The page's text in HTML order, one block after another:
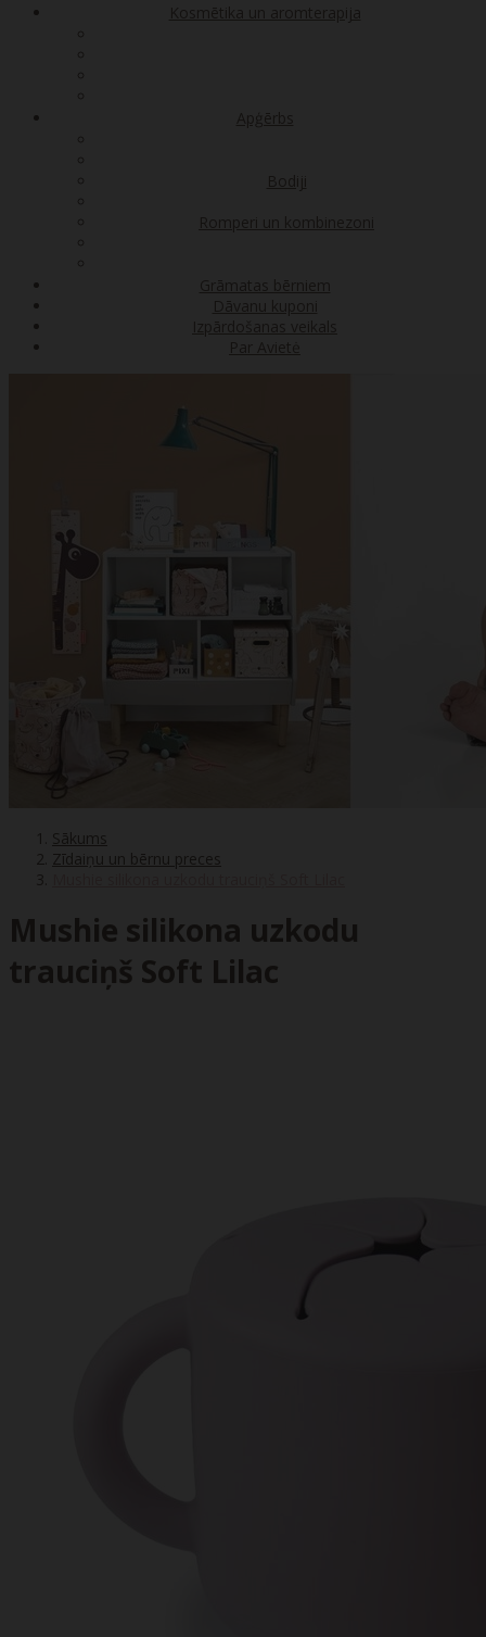
Kosmētika un aromterapija
Apģērbs
Bodiji
Romperi un kombinezoni
Grāmatas bērniem
Dāvanu kuponi
Izpārdošanas veikals
Par Avietė
Sākums
Zīdaiņu un bērnu preces
Mushie silikona uzkodu
trauciņš Soft Lilac